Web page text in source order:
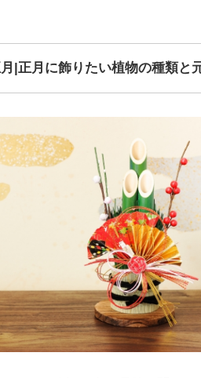
|正月に飾りたい植物の種類と